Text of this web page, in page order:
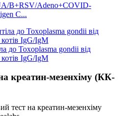
B+RSV/Adeno+COVID-
C...
до Toxoplasma gondii від
котів IgG/IgM
креатин-мезенхіму (КК-